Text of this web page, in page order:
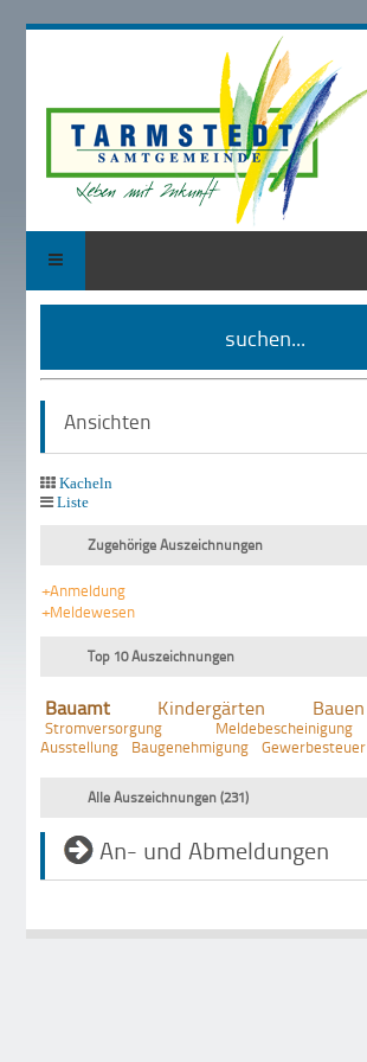
suchen...
Ansichten
Kacheln
Liste
Zugehörige Auszeichnungen
+Anmeldung
+Meldewesen
Top 10 Auszeichnungen
Bauamt Kindergärten Bauen
Stromversorgung
Meldebescheinigung
Ausstellung
Baugenehmigung Gewerbesteuer
Alle Auszeichnungen (231)
An- und Abmeldungen